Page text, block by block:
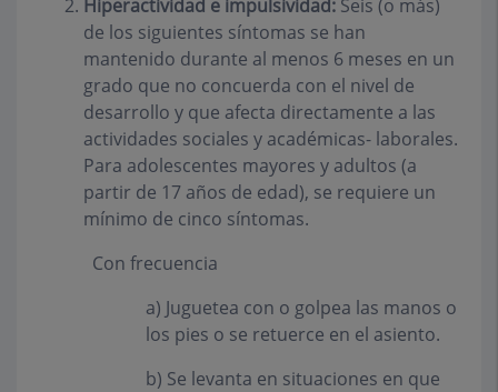
Hiperactividad e impulsividad: Seis (o más)
de los siguientes síntomas se han
mantenido durante al menos 6 meses en un
grado que no concuerda con el nivel de
desarrollo y que afecta directamente a las
actividades sociales y académicas- laborales.
Para adolescentes mayores y adultos (a
partir de 17 años de edad), se requiere un
mínimo de cinco síntomas.
Con frecuencia
a) Juguetea con o golpea las manos o
los pies o se retuerce en el asiento.
b) Se levanta en situaciones en que